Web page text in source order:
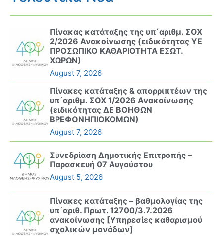
Πίνακας κατάταξης της υπ΄αριθμ. ΣΟΧ
2/2026 Ανακοίνωσης (ειδικότητας ΥΕ
ΠΡΟΣΩΠΙΚΟ ΚΑΘΑΡΙΟΤΗΤΑ ΕΣΩΤ.
ΧΩΡΩΝ)
August 7, 2026
Πίνακες κατάταξης & απορριπτέων της
υπ΄αριθμ. ΣΟΧ 1/2026 Ανακοίνωσης
(ειδικότητας ΔΕ ΒΟΗΘΩΝ
ΒΡΕΦΟΝΗΠΙΟΚΟΜΩΝ)
August 7, 2026
Συνεδρίαση Δημοτικής Επιτροπής –
Παρασκευή 07 Αυγούστου
August 5, 2026
Πίνακες κατάταξης – βαθμολογίας της
υπ΄αριθ. Πρωτ. 12700/3.7.2026
ανακοίνωσης [Υπηρεσίες καθαρισμού
σχολικών μονάδων]